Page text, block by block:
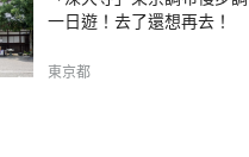
一日遊！去了還想再去！
東京都